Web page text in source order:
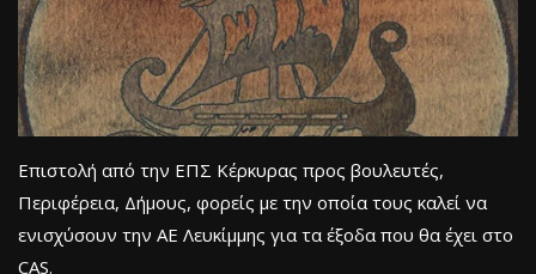
Επιστολή από την ΕΠΣ Κέρκυρας προς βουλευτές,
Περιφέρεια, Δήμους, φορείς με την οποία τους καλεί να
ενισχύσουν την ΑΕ Λευκίμμης για τα έξοδα που θα έχει στο
CAS.